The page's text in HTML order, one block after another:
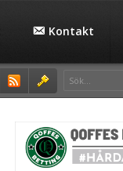
Kontakt